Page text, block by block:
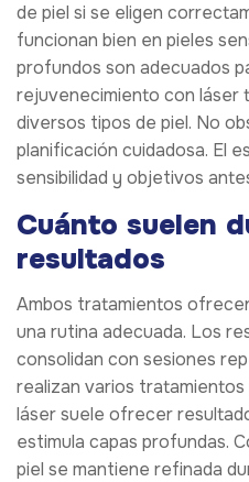
de piel si se eligen
funcionan bien en pieles
profundos son adecuados
rejuvenecimiento con láser
diversos tipos de piel. No
planificación cuidadosa. El
sensibilidad y objetivos
Cuánto suelen
resultados
Ambos tratamientos
una rutina adecuada. Los
consolidan con sesiones
realizan varios tratamientos
láser suele ofrecer
estimula capas profundas.
piel se mantiene refinada